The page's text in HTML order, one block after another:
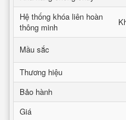
Hệ thống khóa liên hoàn
thông minh
Mầu sắc
Thương hiệu
Bảo hành
Giá